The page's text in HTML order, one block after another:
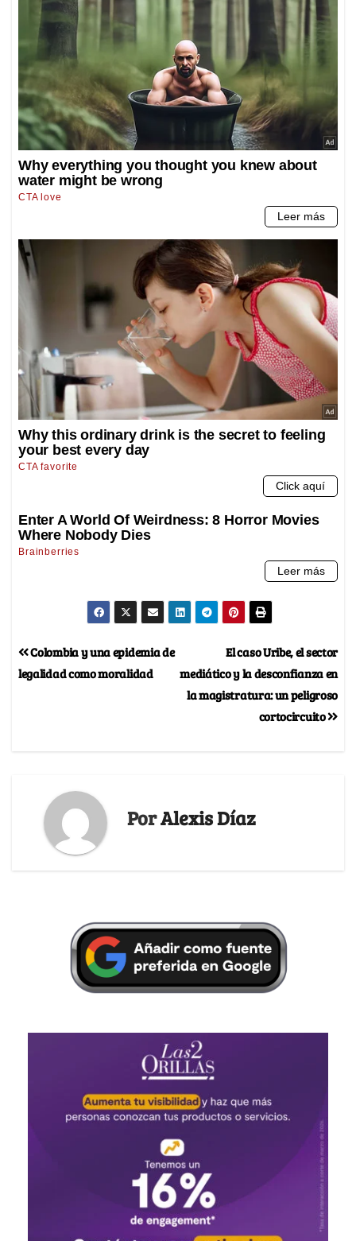
El caso Uribe, el sector
mediático y la desconfianza en
la magistratura: un peligroso
cortocircuito
Colombia y una epidemia de
legalidad como moralidad
PorAlexis Díaz